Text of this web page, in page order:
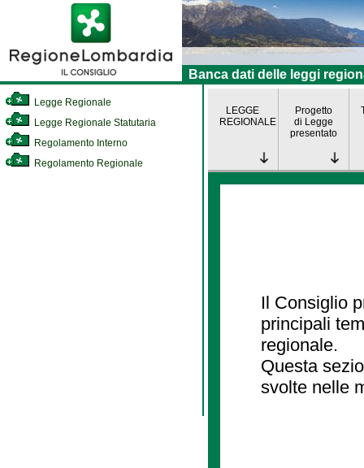
Banca dati delle leggi
Legge Regionale
Legge Regionale Statutaria
Regolamento Interno
Regolamento Regionale
LEGGE
REGIONALE
Progetto
di Legge
presentato
Il Consiglio
principali
regionale.
Questa
svolte nelle